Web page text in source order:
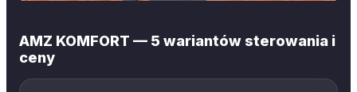
AMZ KOMFORT — 5 wariantów sterowania i
ceny